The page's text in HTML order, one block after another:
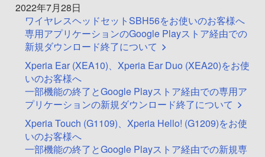
2022年7月28日
ワイヤレスヘッドセットSBH56をお使いのお客様へ
専用アプリケーションのGoogle Playストア経由での
新規ダウンロード終了について
Xperia Ear (XEA10)、Xperia Ear Duo (XEA20)をお使
いのお客様へ
一部機能の終了とGoogle Playストア経由での専用ア
プリケーションの新規ダウンロード終了について
Xperia Touch (G1109)、Xperia Hello! (G1209)をお使
いのお客様へ
一部機能の終了とGoogle Playストア経由での新規専